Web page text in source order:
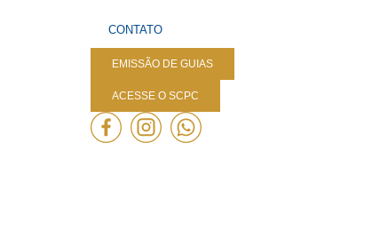
CONTATO
EMISSÃO DE GUIAS
ACESSE O SCPC